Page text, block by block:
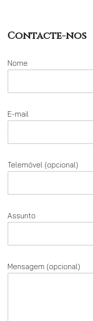
Contacte-nos
Nome
E-mail
Telemóvel (opcional)
Assunto
Mensagem (opcional)